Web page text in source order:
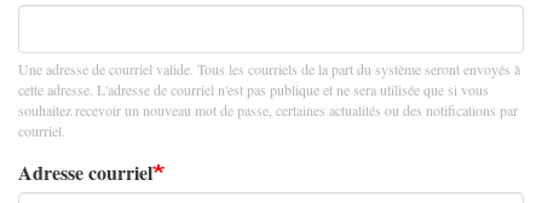
Une adresse de courriel valide. Tous les courriels de la part du système seront envoyés à
cette adresse. L'adresse de courriel n'est pas publique et ne sera utilisée que si vous
souhaitez recevoir un nouveau mot de passe, certaines actualités ou des notifications par
courriel.
Adresse courriel